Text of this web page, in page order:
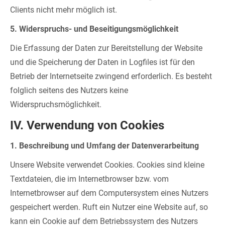
Clients nicht mehr möglich ist.
5. Widerspruchs- und Beseitigungsmöglichkeit
Die Erfassung der Daten zur Bereitstellung der Website
und die Speicherung der Daten in Logfiles ist für den
Betrieb der Internetseite zwingend erforderlich. Es besteht
folglich seitens des Nutzers keine
Widerspruchsmöglichkeit.
IV. Verwendung von Cookies
1. Beschreibung und Umfang der Datenverarbeitung
Unsere Website verwendet Cookies. Cookies sind kleine
Textdateien, die im Internetbrowser bzw. vom
Internetbrowser auf dem Computersystem eines Nutzers
gespeichert werden. Ruft ein Nutzer eine Website auf, so
kann ein Cookie auf dem Betriebssystem des Nutzers